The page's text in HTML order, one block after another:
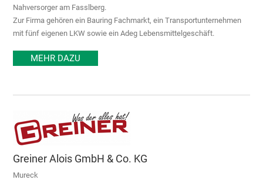
Nahversorger am Fasslberg.
Zur Firma gehören ein Bauring Fachmarkt, ein Transportunternehmen
mit fünf eigenen LKW sowie ein Adeg Lebensmittelgeschäft.
MEHR DAZU
Greiner Alois GmbH & Co. KG
Mureck